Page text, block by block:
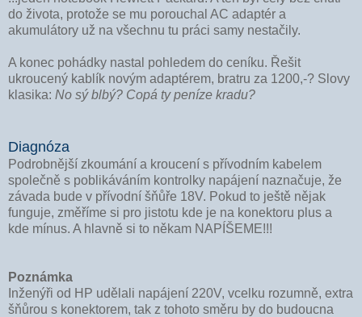
do života, protože se mu porouchal AC adaptér a
akumulátory už na všechnu tu práci samy nestačily.
A konec pohádky nastal pohledem do ceníku. Řešit
ukroucený kablík novým adaptérem, bratru za 1200,-? Slovy
klasika: No sý blbý? Copá ty peníze kradu?
Diagnóza
Podrobnější zkoumání a kroucení s přívodním kabelem
společně s poblikáváním kontrolky napájení naznačuje, že
závada bude v přívodní šňůře 18V. Pokud to ještě nějak
funguje, změříme si pro jistotu kde je na konektoru plus a
kde mínus. A hlavně si to někam NAPÍŠEME!!!
Poznámka
Inženýři od HP udělali napájení 220V, vcelku rozumně, extra
šňůrou s konektorem, tak z tohoto směru by do budoucna